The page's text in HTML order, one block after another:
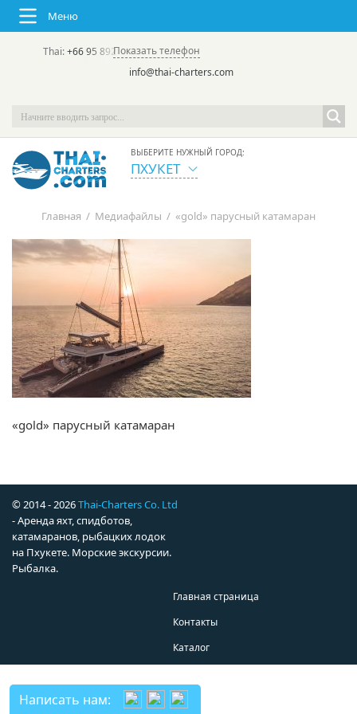
Меню
Thai:+66 95 892 7646(rus/eng) | в России:
Показать телефон
info@thai-charters.com
ВЫБЕРИТЕ НУЖНЫЙ ГОРОД:
ПХУКЕТ
Главная / Медиафайлы / «gold» парусный катамаран
«gold» парусный катамаран
© 2014 - 2026Thai-Charters Co. Ltd
- Аренда яхт, спидботов,
катамаранов, рыбацких лодок
на Пхукете. Морские экскурсии.
Рыбалка.
Главная страница
Контакты
Каталог
Написать нам: